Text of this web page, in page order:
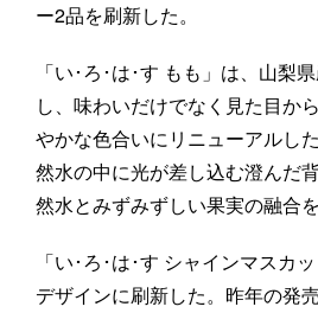
ー2品を刷新した。
「い･ろ･は･す もも」は、山梨
し、味わいだけでなく見た目か
やかな色合いにリニューアルし
然水の中に光が差し込む澄んだ
然水とみずみずしい果実の融合
「い･ろ･は･す シャインマスカ
デザインに刷新した。昨年の発